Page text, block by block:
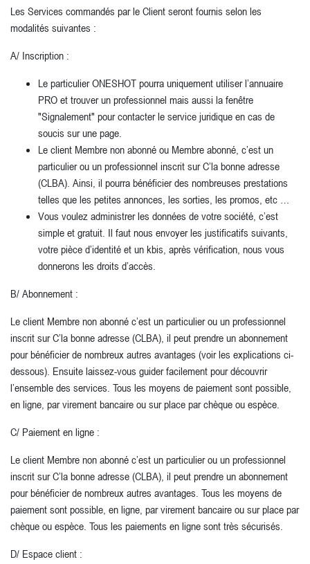
Les Services commandés par le Client seront fournis selon les
modalités suivantes :
A/ Inscription :
Le particulier ONESHOT pourra uniquement utiliser l’annuaire
PRO et trouver un professionnel mais aussi la fenêtre
"Signalement" pour contacter le service juridique en cas de
soucis sur une page.
Le client Membre non abonné ou Membre abonné, c’est un
particulier ou un professionnel inscrit sur C’la bonne adresse
(CLBA). Ainsi, il pourra bénéficier des nombreuses prestations
telles que les petites annonces, les sorties, les promos, etc …
Vous voulez administrer les données de votre société, c’est
simple et gratuit. Il faut nous envoyer les justificatifs suivants,
votre pièce d’identité et un kbis, après vérification, nous vous
donnerons les droits d’accès.
B/ Abonnement :
Le client Membre non abonné c’est un particulier ou un professionnel
inscrit sur C’la bonne adresse (CLBA), il peut prendre un abonnement
pour bénéficier de nombreux autres avantages (voir les explications ci-
dessous). Ensuite laissez-vous guider facilement pour découvrir
l’ensemble des services. Tous les moyens de paiement sont possible,
en ligne, par virement bancaire ou sur place par chèque ou espèce.
C/ Paiement en ligne :
Le client Membre non abonné c’est un particulier ou un professionnel
inscrit sur C’la bonne adresse (CLBA), il peut prendre un abonnement
pour bénéficier de nombreux autres avantages. Tous les moyens de
paiement sont possible, en ligne, par virement bancaire ou sur place par
chèque ou espèce. Tous les paiements en ligne sont très sécurisés.
D/ Espace client :